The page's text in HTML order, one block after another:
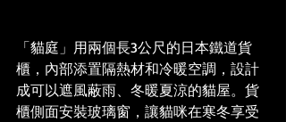
「貓庭」用兩個長3公尺的日本鐵道貨
櫃，內部添置隔熱材和冷暖空調，設計
成可以遮風蔽雨、冬暖夏涼的貓屋。貨
櫃側面安裝玻璃窗，讓貓咪在寒冬享受